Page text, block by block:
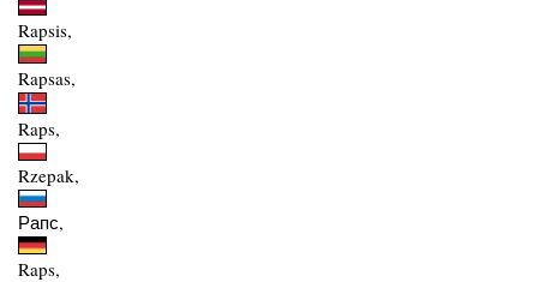
Rapsis,
Rapsas,
Raps,
Rzepak,
Рапс,
Raps,